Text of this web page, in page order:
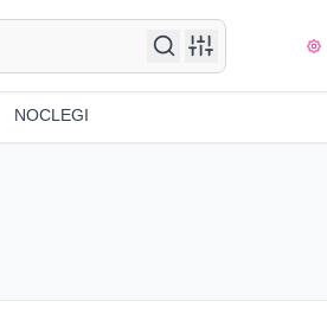
NOCLEGI